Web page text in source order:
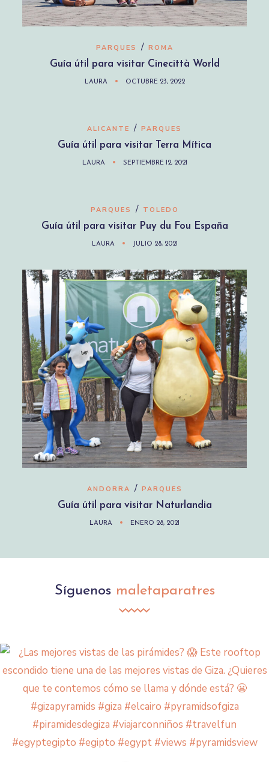
PARQUES / ROMA
Guía útil para visitar Cinecittà World
LAURA OCTUBRE 23, 2022
ALICANTE / PARQUES
Guía útil para visitar Terra Mítica
LAURA SEPTIEMBRE 12, 2021
PARQUES / TOLEDO
Guía útil para visitar Puy du Fou España
LAURA JULIO 28, 2021
ANDORRA / PARQUES
Guía útil para visitar Naturlandia
LAURA ENERO 28, 2021
Síguenos maletaparatres